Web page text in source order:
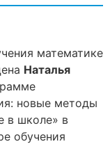
математике
Наталья
новые методы
в школе» в
обучения